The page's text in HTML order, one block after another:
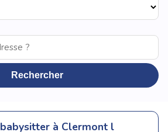
Rechercher
babysitter à Clermont l